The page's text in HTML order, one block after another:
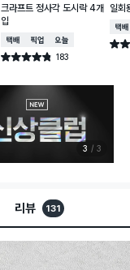
크라프트 정사각 도시락 4개
입
택배배송매장픽업오늘배송
별점 4.8점 183
건 작성
일회
택배
별점
3 3
리뷰 131